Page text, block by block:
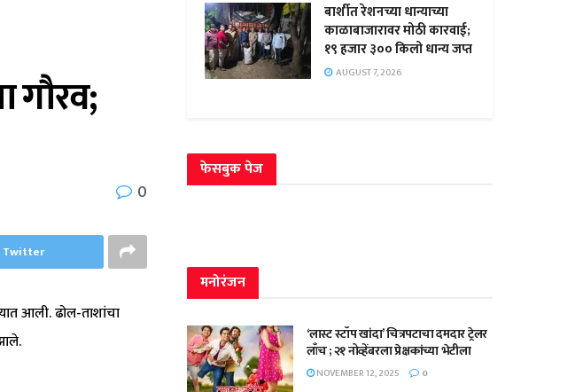
गौरव;
0
Twitter
आली. ढोल-ताशांचा
बार्शीत रेशनच्या धान्याच्या
काळाबाजारावर मोठी कारवाई;
१९ हजार ३०० किलो धान्य जप्त
AUGUST 7, 2026
फेसबुक पेज
मनोरंजन
‘लास्ट स्टॉप खांदा’ चित्रपटाचा दमदार ट्रेलर
लाँच ; २१ नोव्हेंबरला प्रेक्षकांच्या भेटीला
NOVEMBER 12, 2025 0